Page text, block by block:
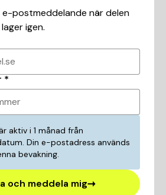
e-postmeddelande när delen
igen.
*
aktiv i 1 månad från
Din e-postadress används
bevakning.
och meddela mig